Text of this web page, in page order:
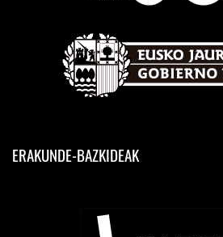
ERAKUNDE-BAZKIDEAK